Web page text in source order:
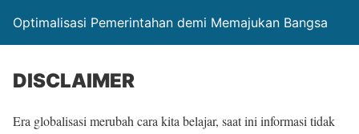
Optimalisasi Pemerintahan demi Memajukan Bangsa
DISCLAIMER
Era globalisasi merubah cara kita belajar, saat ini informasi tidak